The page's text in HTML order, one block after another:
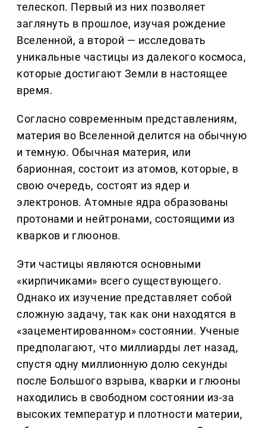
телескоп. Первый из них позволяет
заглянуть в прошлое, изучая рождение
Вселенной, а второй — исследовать
уникальные частицы из далекого космоса,
которые достигают Земли в настоящее
время.
Согласно современным представлениям,
материя во Вселенной делится на обычную
и темную. Обычная материя, или
барионная, состоит из атомов, которые, в
свою очередь, состоят из ядер и
электронов. Атомные ядра образованы
протонами и нейтронами, состоящими из
кварков и глюонов.
Эти частицы являются основными
«кирпичиками» всего существующего.
Однако их изучение представляет собой
сложную задачу, так как они находятся в
«зацементированном» состоянии. Ученые
предполагают, что миллиарды лет назад,
спустя одну миллионную долю секунды
после Большого взрыва, кварки и глюоны
находились в свободном состоянии из-за
высоких температур и плотности материи,